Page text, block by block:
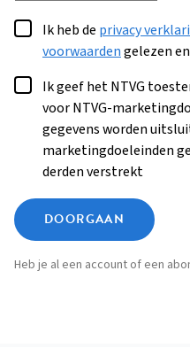
Ik heb de privacy
voorwaardengelezen
Ik geef het NTVG
voor NTVG-
gegevens worden
marketingdoeleinden
derden verstrekt
DOORGAAN
Heb je al een account of een